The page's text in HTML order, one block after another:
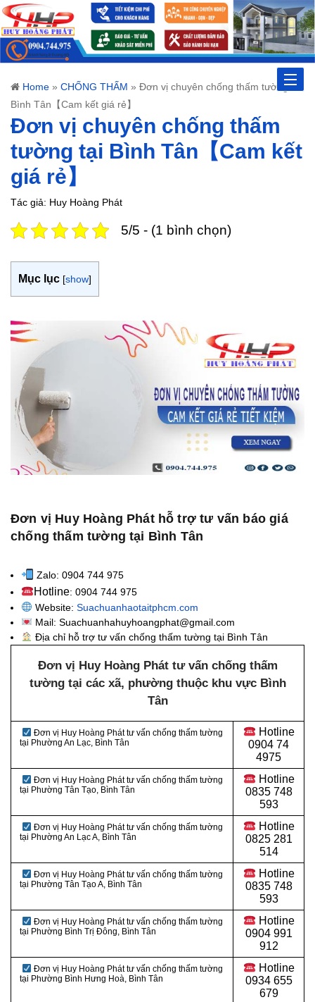
Toggle
Home » CHỐNG THẤM » Đơn vị chuyên chống thấm tường tại
Bình Tân【Cam kết giá rẻ】
Đơn vị chuyên chống thấm
tường tại Bình Tân【Cam kết
giá rẻ】
Tác giả: Huy Hoàng Phát
5/5 - (1 bình chọn)
Mục lục [show]
Đơn vị Huy Hoàng Phát hỗ trợ tư vấn báo giá
chống thấm tường tại Bình Tân
Zalo: 0904 744 975
Hotline: 0904 744 975
Website: Suachuanhaotaitphcm.com
Mail: Suachuanhahuyhoangphat@gmail.com
Địa chỉ hỗ trợ tư vấn chống thấm tường tại Bình Tân
Đơn vị Huy Hoàng Phát tư vấn chống thấm
tường tại các xã, phường thuộc khu vực Bình
Tân
Đơn vị Huy Hoàng Phát tư vấn chống thấm tường
tại Phường An Lạc, Bình Tân
Hotline
0904 74
4975
Đơn vị Huy Hoàng Phát tư vấn chống thấm tường
tại Phường Tân Tạo, Bình Tân
Hotline
0835 748
593
Đơn vị Huy Hoàng Phát tư vấn chống thấm tường
tại Phường An Lạc A, Bình Tân
Hotline
0825 281
514
Đơn vị Huy Hoàng Phát tư vấn chống thấm tường
tại Phường Tân Tạo A, Bình Tân
Hotline
0835 748
593
Đơn vị Huy Hoàng Phát tư vấn chống thấm tường
tại Phường Bình Trị Đông, Bình Tân
Hotline
0904 991
912
Đơn vị Huy Hoàng Phát tư vấn chống thấm tường
tại Phường Bình Hưng Hoà, Bình Tân
Hotline
0934 655
679